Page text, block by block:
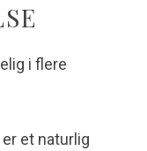
i flere
et naturlig